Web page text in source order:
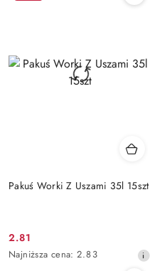
Pakuś Worki Z Uszami 35l 15szt
Cena
promocyjna:
2.81
Najniższa
Najniższa cena: 2.83